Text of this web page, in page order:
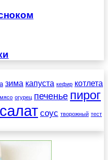
зима капуста кефир котлета
мясо огурец печенье пирог
салат соус творожный тест